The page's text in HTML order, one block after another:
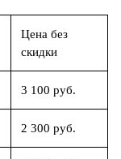
Цена без
скидки
3 100 руб.
2 300 руб.